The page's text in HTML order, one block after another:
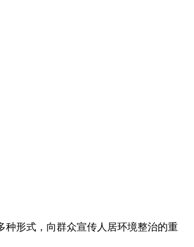
种形式，向群众宣传人居环境整治的重